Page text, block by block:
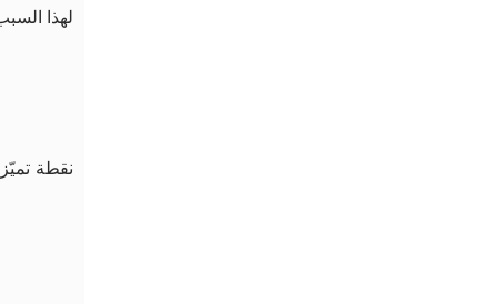
لهذا
نقطة